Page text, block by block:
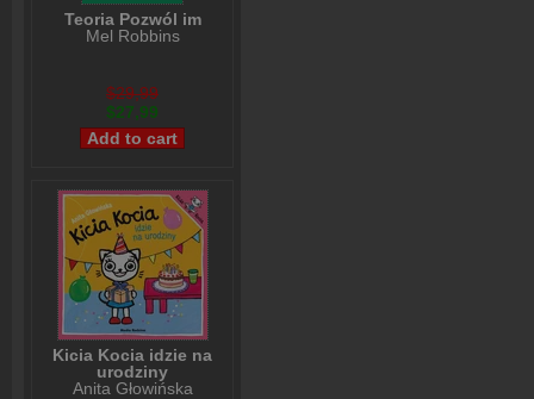
Teoria Pozwól im
Mel Robbins
$29,99
$27,99
Kicia Kocia idzie na
urodziny
Anita Głowińska